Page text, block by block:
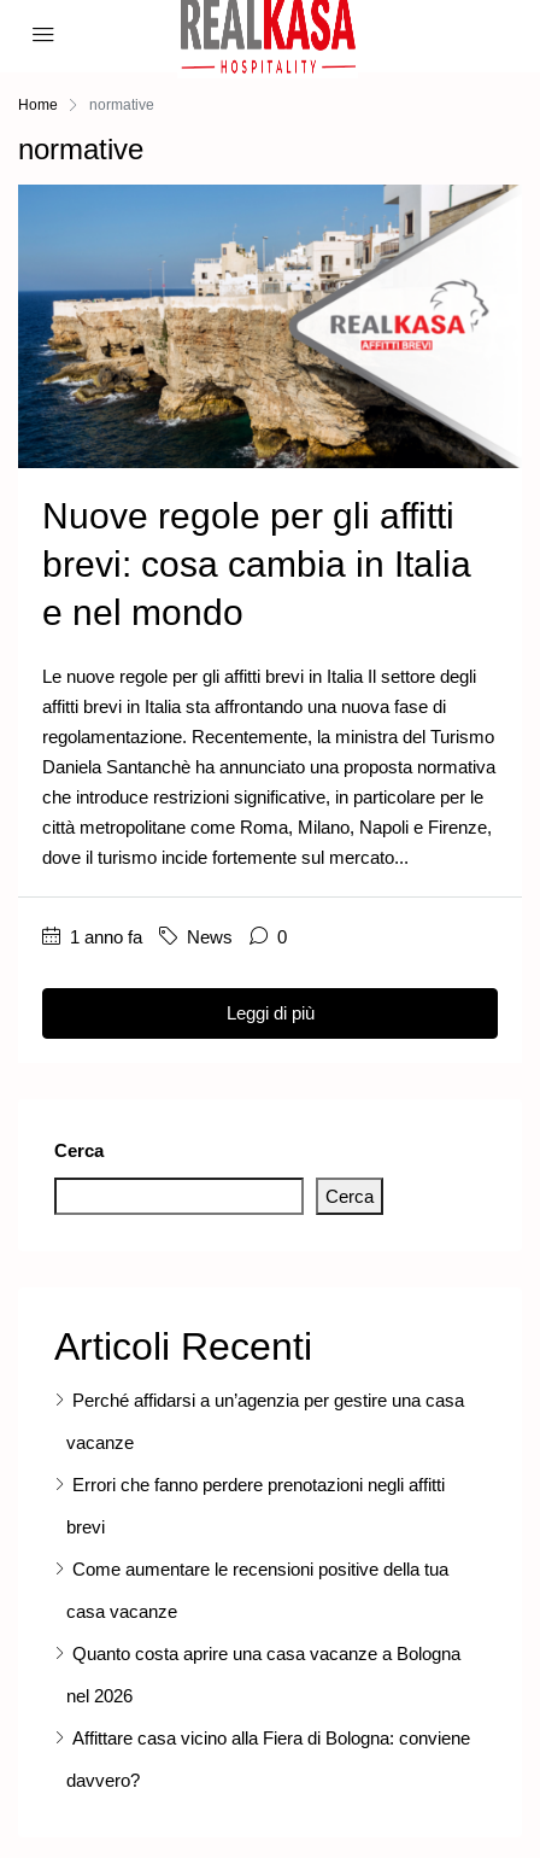
Home normative
normative
Nuove regole per gli affitti
brevi: cosa cambia in Italia
e nel mondo
Le nuove regole per gli affitti brevi in Italia Il settore degli
affitti brevi in Italia sta affrontando una nuova fase di
regolamentazione. Recentemente, la ministra del Turismo
Daniela Santanchè ha annunciato una proposta normativa
che introduce restrizioni significative, in particolare per le
città metropolitane come Roma, Milano, Napoli e Firenze,
dove il turismo incide fortemente sul mercato...
1 anno fa News 0
Leggi di più
Cerca
Cerca
Articoli Recenti
Perché affidarsi a un’agenzia per gestire una casa
vacanze
Errori che fanno perdere prenotazioni negli affitti
brevi
Come aumentare le recensioni positive della tua
casa vacanze
Quanto costa aprire una casa vacanze a Bologna
nel 2026
Affittare casa vicino alla Fiera di Bologna: conviene
davvero?